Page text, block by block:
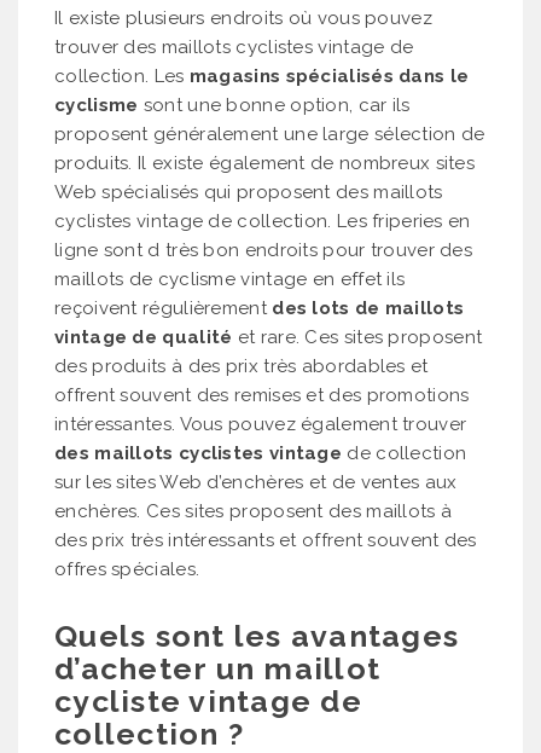
Il existe plusieurs endroits où vous pouvez
trouver des maillots cyclistes vintage de
collection. Les magasins spécialisés dans le
cyclisme sont une bonne option, car ils
proposent généralement une large sélection de
produits. Il existe également de nombreux sites
Web spécialisés qui proposent des maillots
cyclistes vintage de collection. Les friperies en
ligne sont d très bon endroits pour trouver des
maillots de cyclisme vintage en effet ils
reçoivent régulièrement des lots de maillots
vintage de qualité et rare. Ces sites proposent
des produits à des prix très abordables et
offrent souvent des remises et des promotions
intéressantes. Vous pouvez également trouver
des maillots cyclistes vintage de collection
sur les sites Web d’enchères et de ventes aux
enchères. Ces sites proposent des maillots à
des prix très intéressants et offrent souvent des
offres spéciales.
Quels sont les avantages
d’acheter un maillot
cycliste vintage de
collection ?